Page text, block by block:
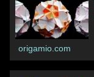
origamio.com